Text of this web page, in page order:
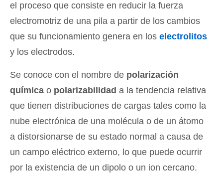
el proceso que consiste en reducir la fuerza
electromotriz de una pila a partir de los cambios
que su funcionamiento genera en los electrolitos
y los electrodos.
Se conoce con el nombre de polarización
química o polarizabilidad a la tendencia relativa
que tienen distribuciones de cargas tales como la
nube electrónica de una molécula o de un átomo
a distorsionarse de su estado normal a causa de
un campo eléctrico externo, lo que puede ocurrir
por la existencia de un dipolo o un ion cercano.